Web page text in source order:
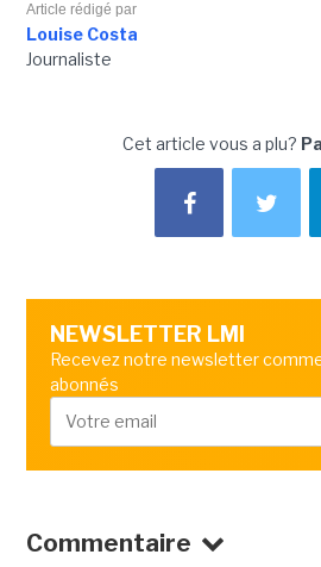
Article rédigé par
Louise Costa
Journaliste
Cet article vous a plu?
NEWSLETTER LMI
Recevez notre newsletter
abonnés
Commentaire